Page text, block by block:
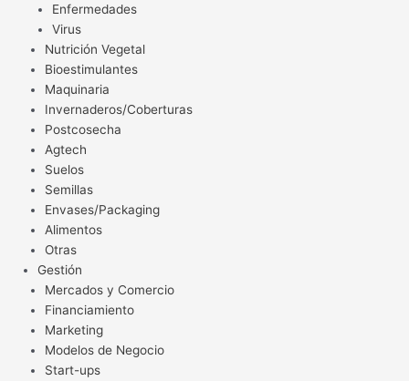
Enfermedades
Virus
Nutrición Vegetal
Bioestimulantes
Maquinaria
Invernaderos/Coberturas
Postcosecha
Agtech
Suelos
Semillas
Envases/Packaging
Alimentos
Otras
Gestión
Mercados y Comercio
Financiamiento
Marketing
Modelos de Negocio
Start-ups